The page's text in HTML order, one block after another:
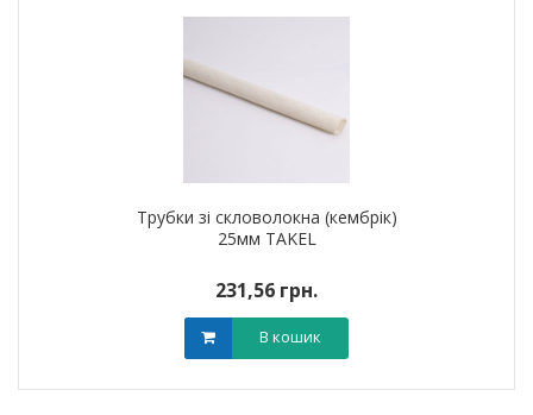
Трубки зі скловолокна (кембрік)
25мм TAKEL
231,56 грн.
В кошик